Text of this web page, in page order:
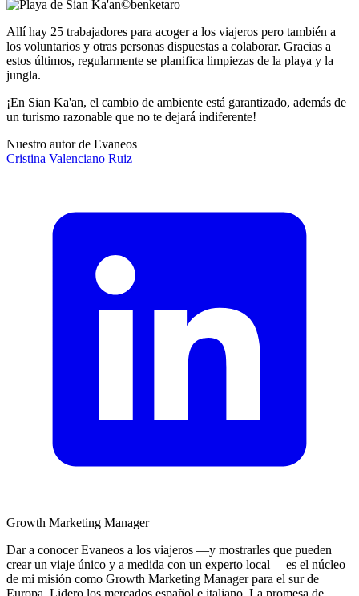
©benketaro
Allí hay 25 trabajadores para acoger a los viajeros pero también a
los voluntarios y otras personas dispuestas a colaborar. Gracias a
estos últimos, regularmente se planifica limpiezas de la playa y la
jungla.
¡En Sian Ka'an, el cambio de ambiente está garantizado, además de
un turismo razonable que no te dejará indiferente!
Nuestro autor de Evaneos
Cristina Valenciano Ruiz
Growth Marketing Manager
Dar a conocer Evaneos a los viajeros —y mostrarles que pueden
crear un viaje único y a medida con un experto local— es el núcleo
de mi misión como Growth Marketing Manager para el sur de